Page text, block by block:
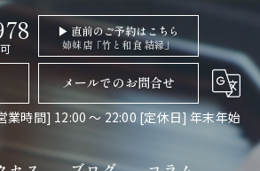
▶ 直前のご予約はこちら
姉妹店「竹と和食 結縁」
メールでのお問合せ
業時間] 12:00 〜 22:00 [定休日] 年末年始